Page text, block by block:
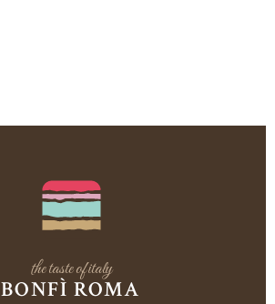
the taste of italy
BONFÌ ROMA